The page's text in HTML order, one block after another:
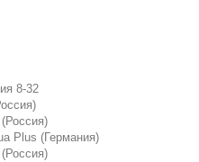
8-32
Plus (Германия)